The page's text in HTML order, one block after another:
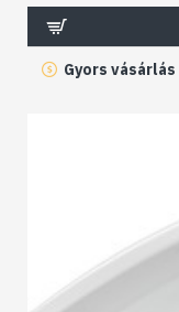
Gyors vásárlás